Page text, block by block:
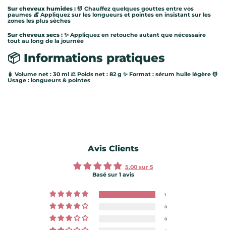
Sur cheveux humides : 💆 Chauffez quelques gouttes entre vos
paumes 💇 Appliquez sur les longueurs et pointes en insistant sur les
zones les plus sèches
Sur cheveux secs : ✨ Appliquez en retouche autant que nécessaire
tout au long de la journée
📦 Informations pratiques
🧴 Volume net : 30 ml ⚖️ Poids net : 82 g ✨ Format : sérum huile légère 💆
Usage : longueurs & pointes
Avis Clients
5.00 sur 5
Basé sur 1 avis
1
0
0